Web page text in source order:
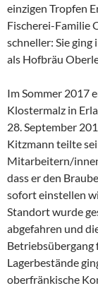
einzigen Tropfen
Fischerei-Familie
schneller: Sie
als Hofbräu
Im Sommer 2017
Klostermalz in
28. September
Kitzmann teilte
Mitarbeitern/
dass er den
sofort einstellen
Standort wurde
abgefahren und
Betriebsübergang
Lagerbestände
oberfränkische